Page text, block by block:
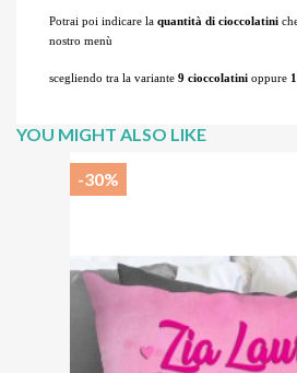
Potrai poi indicare la quantità di cioccolatini
nostro menù
scegliendo tra la variante 9 cioccolatini oppure
YOU MIGHT ALSO LIKE
-30%